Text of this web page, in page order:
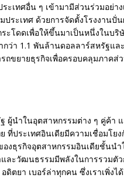
ะเทศอื่น ๆ เข้ามามีส่วนร่วมอย่า
ระเทศ ด้วยการจัดตั้งโรงงานปั่
ะโดดเพื่อให้ขึ้นมาเป็นหนึ่งในบ
ว่า 1.1 พันล้านดอลลาร์สหรัฐแล
ขยายธุรกิจเพื่อครอบคลุมภาคส่
ผู้นำในอุตสาหกรรมต่าง ๆ คู่ค้า
ที่ประเทศอินเดียมีความเชื่อมโย
งธุรกิจอุตสาหกรรมอินเดียชั้นนำ
ละวัฒนธรรมมีพลังในการรวมตั
ตยา เบอร์ล่าทุกคน ซึ่งเราเพิ่ง